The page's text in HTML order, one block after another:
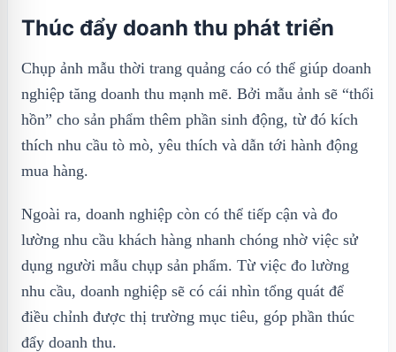
Thúc đẩy doanh thu phát triển
Chụp ảnh mẫu thời trang quảng cáo có thể giúp doanh
nghiệp tăng doanh thu mạnh mẽ. Bởi mẫu ảnh sẽ “thổi
hồn” cho sản phẩm thêm phần sinh động, từ đó kích
thích nhu cầu tò mò, yêu thích và dẫn tới hành động
mua hàng.
Ngoài ra, doanh nghiệp còn có thể tiếp cận và đo
lường nhu cầu khách hàng nhanh chóng nhờ việc sử
dụng người mẫu chụp sản phẩm. Từ việc đo lường
nhu cầu, doanh nghiệp sẽ có cái nhìn tổng quát để
điều chỉnh được thị trường mục tiêu, góp phần thúc
đẩy doanh thu.